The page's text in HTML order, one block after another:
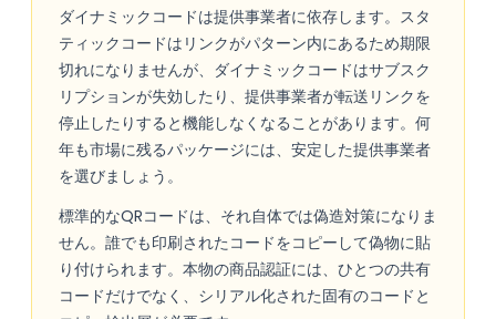
ダイナミックコードは提供事業者に依存します。スタ
ティックコードはリンクがパターン内にあるため期限
切れになりませんが、ダイナミックコードはサブスク
リプションが失効したり、提供事業者が転送リンクを
停止したりすると機能しなくなることがあります。何
年も市場に残るパッケージには、安定した提供事業者
を選びましょう。
標準的なQRコードは、それ自体では偽造対策になりま
せん。誰でも印刷されたコードをコピーして偽物に貼
り付けられます。本物の商品認証には、ひとつの共有
コードだけでなく、シリアル化された固有のコードと